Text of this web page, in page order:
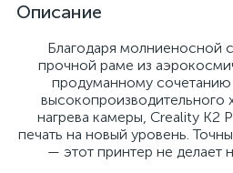
Описание
Благодаря молниеносной
прочной раме из
продуманному
высокопроизводительного
нагрева камеры, Creality K2
печать на новый уровень.
— этот принтер не делает